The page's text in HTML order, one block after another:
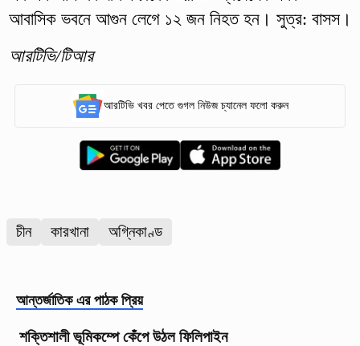
আবাসিক ভবনে আগুন লেগে ১২ জন নিহত হন। সুত্র: বাসস।
আরটিভি/টিআর
আরটিভি খবর পেতে গুগল নিউজ চ্যানেল ফলো করুন
চীন কারখানা অগ্নিকাণ্ড
আন্তর্জাতিক এর পাঠক প্রিয়
শক্তিশালী ভূমিকম্পে কেঁপে উঠল ফিলিপাইন